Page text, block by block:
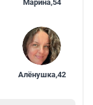
Марина,54
Алёнушка,42